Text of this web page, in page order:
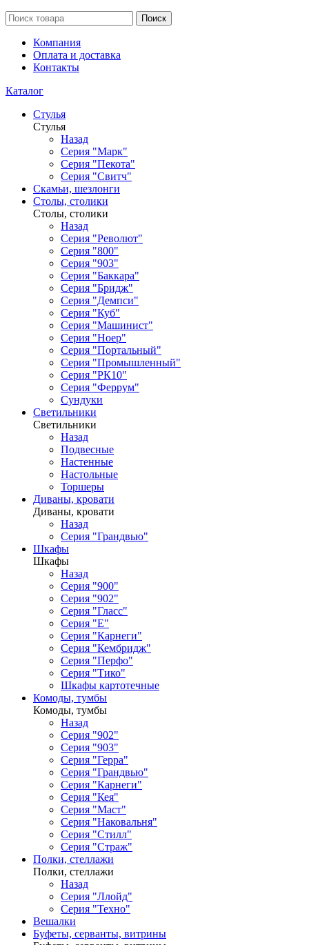
Поиск
Компания
Оплата и доставка
Контакты
Каталог
Стулья
Стулья
Назад
Серия "Марк"
Серия "Пекота"
Серия "Свитч"
Скамьи, шезлонги
Столы, столики
Столы, столики
Назад
Серия "Револют"
Серия "800"
Серия "903"
Серия "Баккара"
Серия "Бридж"
Серия "Демпси"
Серия "Куб"
Серия "Машинист"
Серия "Ноер"
Серия "Портальный"
Серия "Промышленный"
Серия "РК10"
Серия "Феррум"
Сундуки
Светильники
Светильники
Назад
Подвесные
Настенные
Настольные
Торшеры
Диваны, кровати
Диваны, кровати
Назад
Серия "Грандвью"
Шкафы
Шкафы
Назад
Серия "900"
Серия "902"
Серия "Гласс"
Серия "Е"
Серия "Карнеги"
Серия "Кембридж"
Серия "Перфо"
Серия "Тико"
Шкафы картотечные
Комоды, тумбы
Комоды, тумбы
Назад
Серия "902"
Серия "903"
Серия "Герра"
Серия "Грандвью"
Серия "Карнеги"
Серия "Кея"
Серия "Маст"
Серия "Наковальня"
Серия "Стилл"
Серия "Страж"
Полки, стеллажи
Полки, стеллажи
Назад
Серия "Ллойд"
Серия "Техно"
Вешалки
Буфеты, серванты, витрины